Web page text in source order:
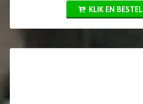
KLIK EN BESTEL